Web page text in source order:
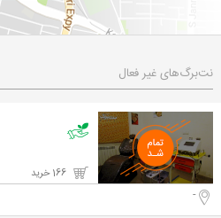
نت‌برگ‌های غیر فعال
-